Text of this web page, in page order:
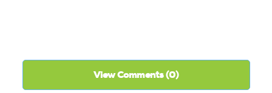
View Comments (0)